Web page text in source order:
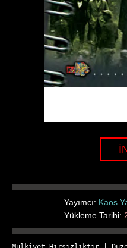
Yayımcı: Kaos
Yükleme Tarihi: